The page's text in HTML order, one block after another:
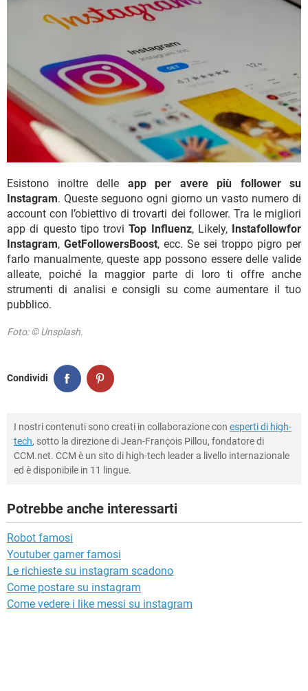
Esistono inoltre delle app per avere più follower su
Instagram. Queste seguono ogni giorno un vasto numero di
account con l’obiettivo di trovarti dei follower. Tra le migliori
app di questo tipo troviTop Influenz, Likely, Instafollowfor
Instagram, GetFollowersBoost, ecc. Se sei troppo pigro per
farlo manualmente, queste app possono essere delle valide
alleate, poiché la maggior parte di loro ti offre anche
strumenti di analisi e consigli su come aumentare il tuo
pubblico.
Foto: © Unsplash.
Condividi
I nostri contenuti sono creati in collaborazione con esperti di high-
tech, sotto la direzione di Jean-François Pillou, fondatore di
CCM.net. CCM è un sito di high-tech leader a livello internazionale
ed è disponibile in 11 lingue.
Potrebbe anche interessarti
Robot famosi
Youtuber gamer famosi
Le richieste su instagram scadono
Come postare su instagram
Come vedere i like messi su instagram